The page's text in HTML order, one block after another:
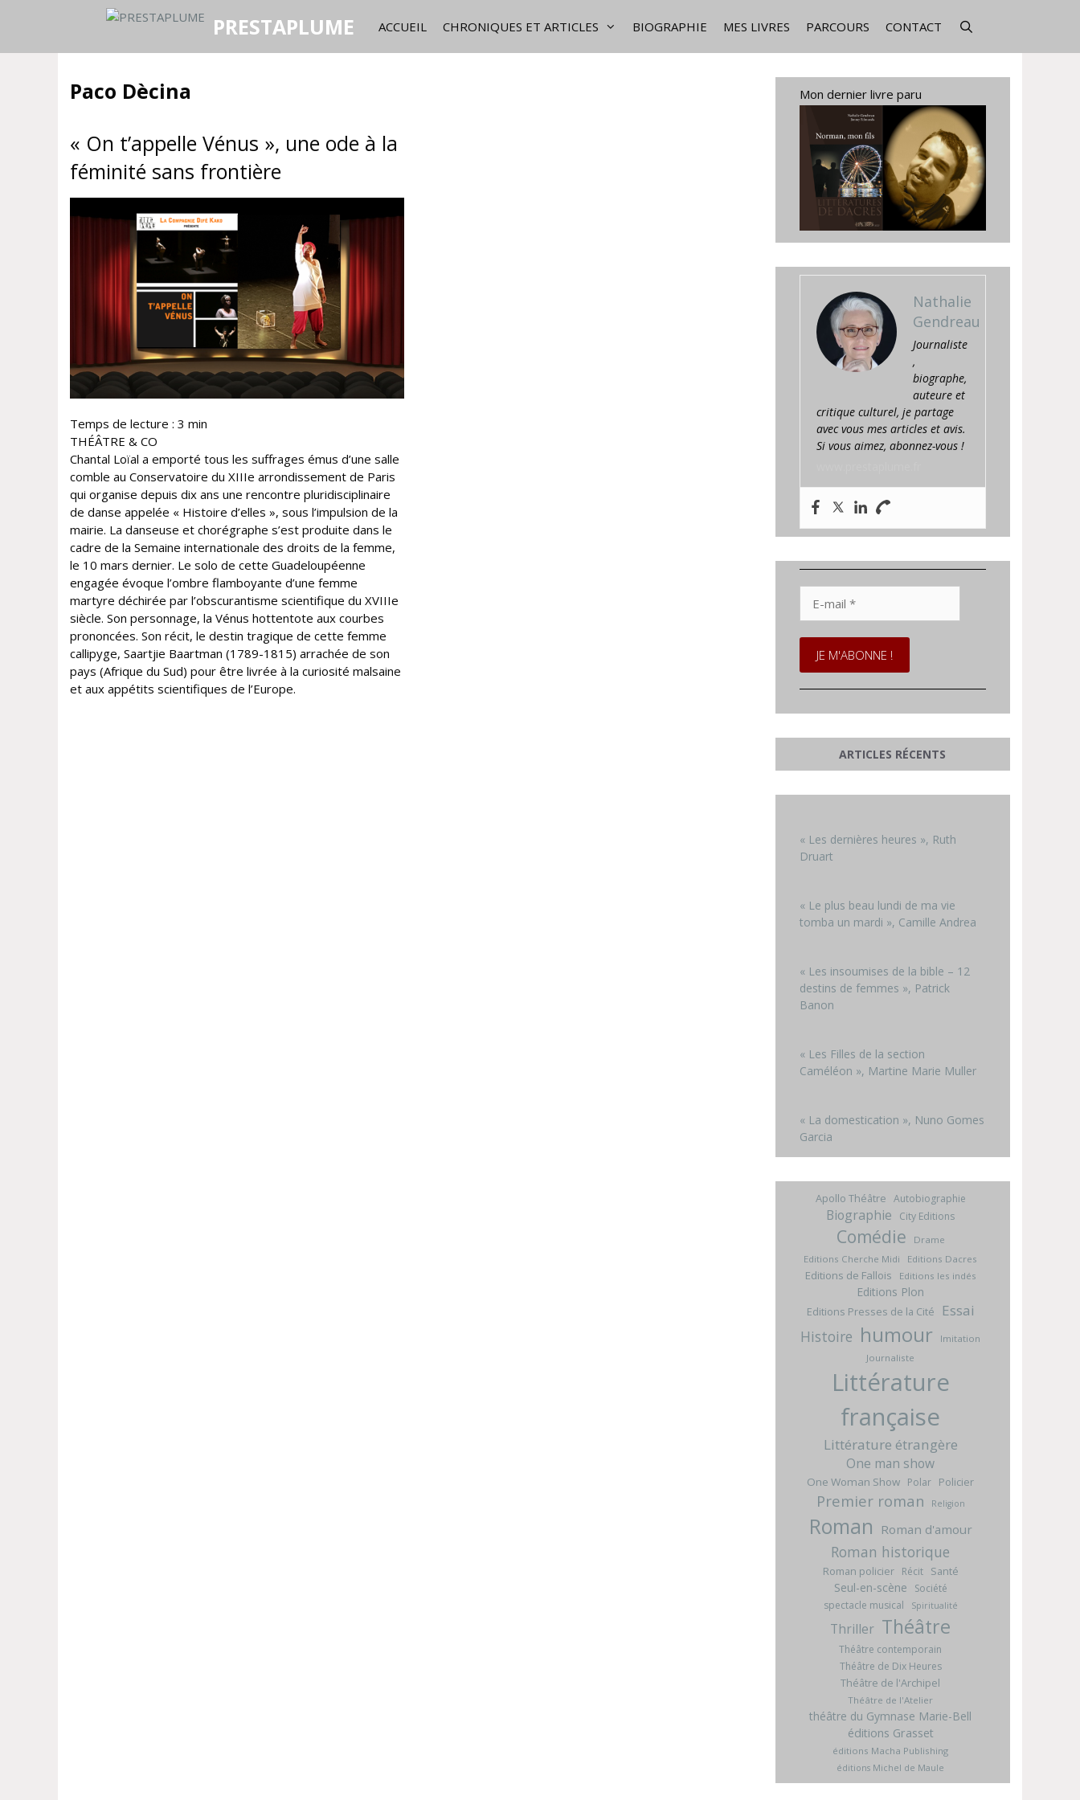
PRESTAPLUME ACCUEIL CHRONIQUES ET ARTICLES BIOGRAPHIE MES LIVRES PARCOURS CONTACT
Paco Dècina
« On t’appelle Vénus », une ode à la
féminité sans frontière
Temps de lecture : 3 min
THÉÂTRE & CO
Chantal Loïal a emporté tous les suffrages émus d’une salle
comble au Conservatoire du XIIIe arrondissement de Paris
qui organise depuis dix ans une rencontre pluridisciplinaire
de danse appelée « Histoire d’elles », sous l’impulsion de la
mairie. La danseuse et chorégraphe s’est produite dans le
cadre de la Semaine internationale des droits de la femme,
le 10 mars dernier. Le solo de cette Guadeloupéenne
engagée évoque l’ombre flamboyante d’une femme
martyre déchirée par l’obscurantisme scientifique du XVIIIe
siècle. Son personnage, la Vénus hottentote aux courbes
prononcées. Son récit, le destin tragique de cette femme
callipyge, Saartjie Baartman (1789-1815) arrachée de son
pays (Afrique du Sud) pour être livrée à la curiosité malsaine
et aux appétits scientifiques de l’Europe.
Mon dernier livre paru
Nathalie
Gendreau
Journaliste
,
biographe,
auteure et
critique culturel, je partage
avec vous mes articles et avis.
Si vous aimez, abonnez-vous !
mail
*
ARTICLES RÉCENTS
« Les dernières heures », Ruth
Druart
« Le plus beau lundi de ma vie
tomba un mardi », Camille Andrea
« Les insoumises de la bible – 12
destins de femmes », Patrick
Banon
« Les Filles de la section
Caméléon », Martine Marie Muller
« La domestication », Nuno Gomes
Garcia
Apollo Théâtre Autobiographie
Biographie City Editions
Comédie
Drame
Editions Cherche Midi
Editions Dacres
Editions de Fallois Editions les indés
Editions Plon
Editions Presses de la Cité Essai
Histoire humour
Imitation
Journaliste
Littérature
française
Littérature étrangère
One man show
One Woman Show Polar Policier
Premier roman Religion
Roman Roman d'amour
Roman historique
Roman policier Récit Santé
Seul-en-scène
Société
spectacle musical
Spiritualité
Thriller Théâtre
Théâtre contemporain
Théâtre de Dix Heures
Théâtre de l'Archipel
Théâtre de l'Atelier
théâtre du Gymnase Marie-Bell
éditions Grasset
éditions Macha Publishing
éditions Michel de Maule